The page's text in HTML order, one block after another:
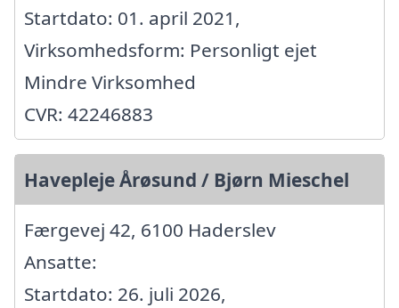
Startdato: 01. april 2021,
Virksomhedsform: Personligt ejet
Mindre Virksomhed
CVR: 42246883
Havepleje Årøsund / Bjørn Mieschel
Færgevej 42, 6100 Haderslev
Ansatte:
Startdato: 26. juli 2026,